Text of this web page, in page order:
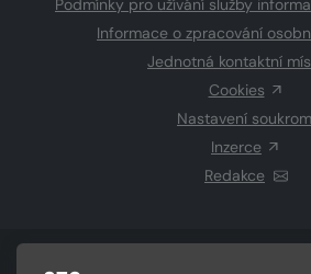
Podmínky pro užívání služby
Informace o zpracování
Jednotná kontaktní
Cookies
Nastavení
Inzerce
Redakce
CZECH NEWS